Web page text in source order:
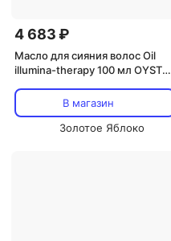
4 683 ₽
Масло для сияния волос Oil
illumina-therapy 100 мл OYSTER
В магазин
Золотое Яблоко